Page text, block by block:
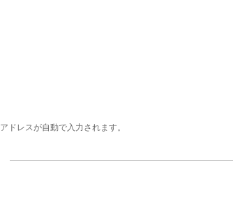
ドレスが自動で入力されます。